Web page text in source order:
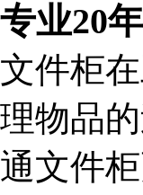
专业20
文件柜
理物品
通文件